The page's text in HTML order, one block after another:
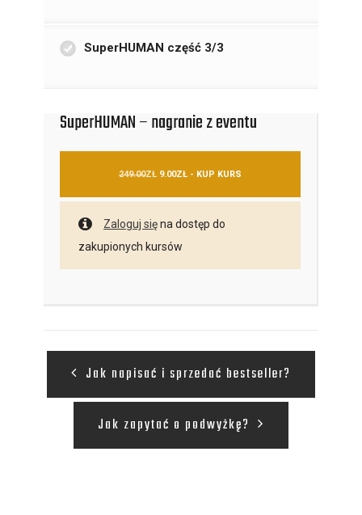
SuperHUMAN część 3/3
SuperHUMAN – nagranie z eventu
249.00ZŁ PIERWOTNA CENA WYNOSIŁA: 249.00ZŁ.
9.00ZŁAKTUALNA CENA WYNOSI: 9.00ZŁ.
- KUP KURS
Zaloguj sięna dostęp do
zakupionych kursów
Jak napisać i sprzedać bestseller?
Jak zapytać o podwyżkę?